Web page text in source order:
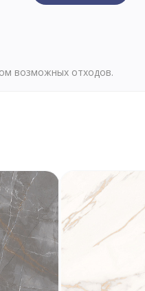
возможных отходов.